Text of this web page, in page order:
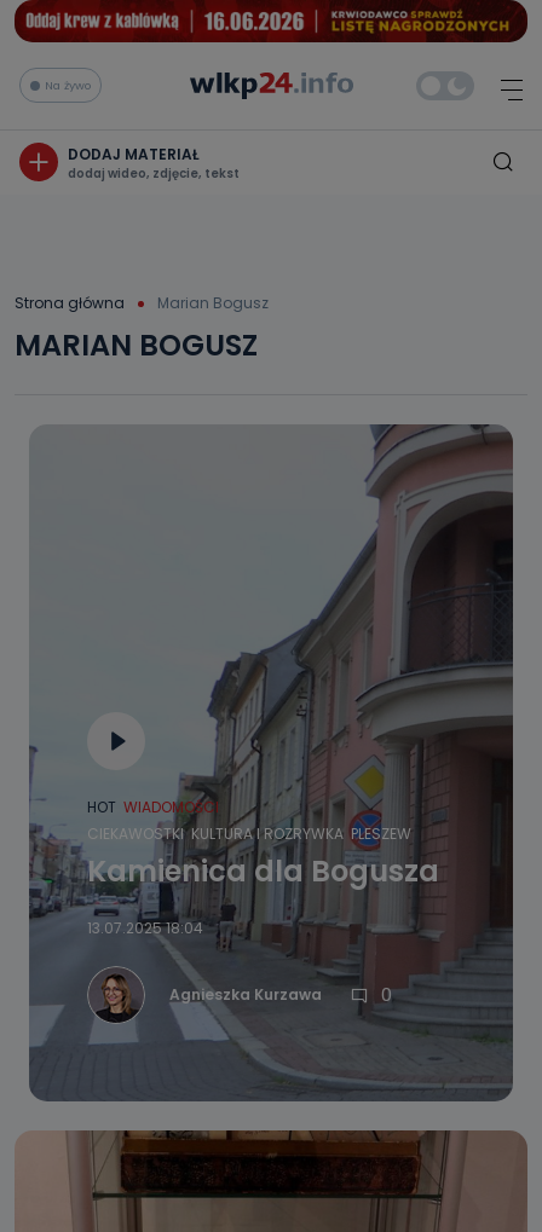
Na żywo
DODAJ MATERIAŁ
dodaj wideo, zdjęcie, tekst
Strona główna Marian Bogusz
MARIAN BOGUSZ
HOT WIADOMOŚCI
CIEKAWOSTKI KULTURA I ROZRYWKA PLESZEW
Kamienica dla Bogusza
13.07.2025 18:04
Agnieszka Kurzawa 0